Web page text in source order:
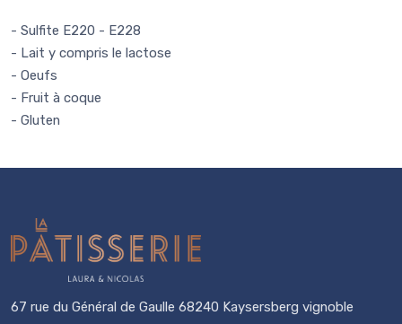
- Sulfite E220 - E228
- Lait y compris le lactose
- Oeufs
- Fruit à coque
- Gluten
67 rue du Général de Gaulle 68240 Kaysersberg vignoble